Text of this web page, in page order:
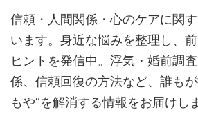
信頼・人間関係・心のケアに関
います。身近な悩みを整理し、
ヒントを発信中。浮気・婚前調
係、信頼回復の方法など、誰も
もや”を解消する情報をお届けし